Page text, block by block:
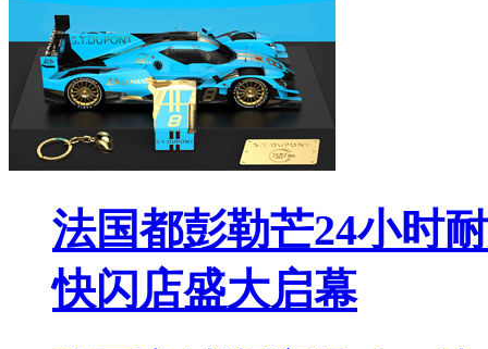
法国都彭勒芒24小时
快闪店盛大启幕